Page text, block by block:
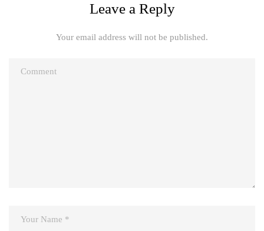
Leave a Reply
Your email address will not be published.